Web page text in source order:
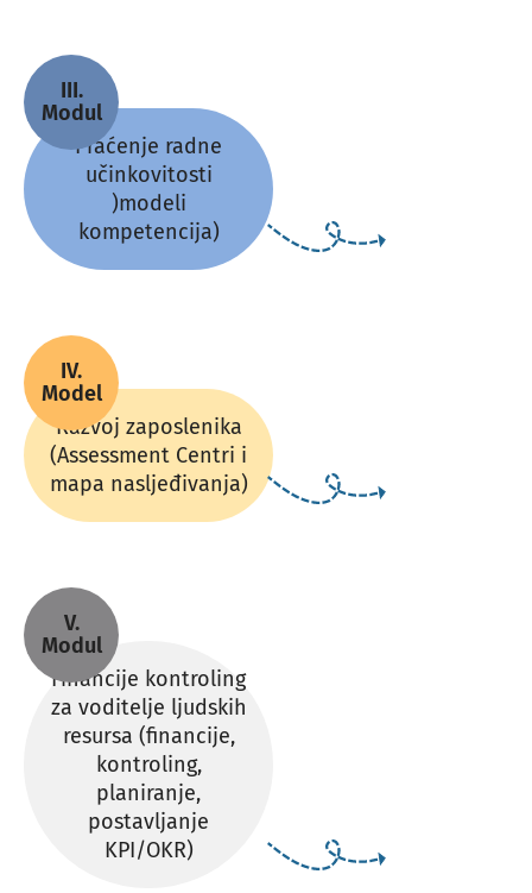
III.
Modul
Praćenje radne
učinkovitosti
)modeli
kompetencija)
IV.
Model
Razvoj zaposlenika
(Assessment Centri i
mapa nasljeđivanja)
V.
Modul
Financije kontroling
za voditelje ljudskih
resursa (financije,
kontroling,
planiranje,
postavljanje
KPI/OKR)